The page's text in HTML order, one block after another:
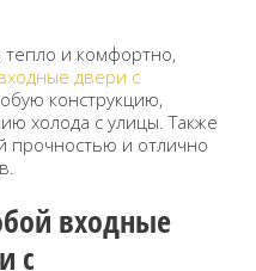
и комфортно,
двери с
конструкцию,
холода с улицы. Также
прочностью и отлично
входные
с